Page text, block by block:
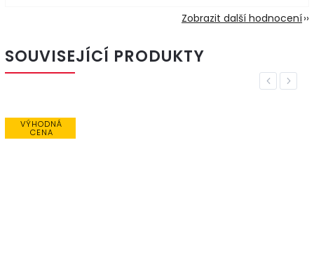
Zobrazit další hodnocení
SOUVISEJÍCÍ PRODUKTY
Previous
VÝHODNÁ
CENA
Next